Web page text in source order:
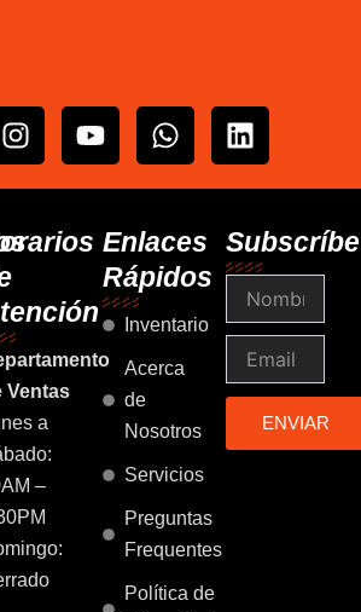
I
n
a
a
m
Y
o
u
e
W
h
s
a
p
p
L
i
e
d
n
Ventas
a
–
Enlaces
Rápidos
Inventario
Acerca
de
Nosotros
Servicios
Preguntas
Frequentes
Política de
ENVIAR